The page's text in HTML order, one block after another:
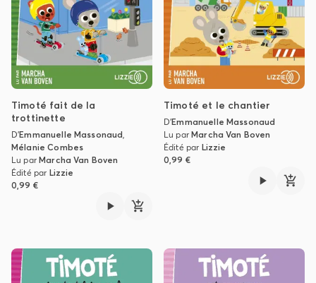
Timoté fait de la
trottinette
D'Emmanuelle Massonaud,
Mélanie Combes
Lu parMarcha Van Boven
Édité par Lizzie
0,99 €
Timoté et le chantier
D'Emmanuelle Massonaud
Lu parMarcha Van Boven
Édité par Lizzie
0,99 €